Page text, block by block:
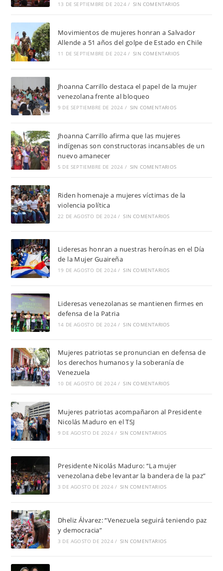
13 DE SEPTIEMBRE DE 2024 / SIN COMENTARIOS
Movimientos de mujeres honran a Salvador
Allende a 51 años del golpe de Estado en Chile
11 DE SEPTIEMBRE DE 2024 / SIN COMENTARIOS
Jhoanna Carrillo destaca el papel de la mujer
venezolana frente al bloqueo
9 DE SEPTIEMBRE DE 2024 / SIN COMENTARIOS
Jhoanna Carrillo afirma que las mujeres
indígenas son constructoras incansables de un
nuevo amanecer
5 DE SEPTIEMBRE DE 2024 / SIN COMENTARIOS
Riden homenaje a mujeres víctimas de la
violencia política
22 DE AGOSTO DE 2024 / SIN COMENTARIOS
Lideresas honran a nuestras heroínas en el Día
de la Mujer Guaireña
19 DE AGOSTO DE 2024 / SIN COMENTARIOS
Lideresas venezolanas se mantienen firmes en
defensa de la Patria
14 DE AGOSTO DE 2024 / SIN COMENTARIOS
Mujeres patriotas se pronuncian en defensa de
los derechos humanos y la soberanía de
Venezuela
10 DE AGOSTO DE 2024 / SIN COMENTARIOS
Mujeres patriotas acompañaron al Presidente
Nicolás Maduro en el TSJ
9 DE AGOSTO DE 2024 / SIN COMENTARIOS
Presidente Nicolás Maduro: “La mujer
venezolana debe levantar la bandera de la paz”
3 DE AGOSTO DE 2024 / SIN COMENTARIOS
Dheliz Álvarez: “Venezuela seguirá teniendo paz
y democracia”
3 DE AGOSTO DE 2024 / SIN COMENTARIOS